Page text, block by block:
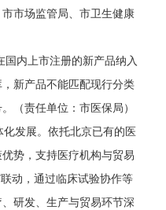
市市场监管局、市卫生健康
国内上市注册的新产品纳入
新产品不能匹配现行分类
（责任单位：市医保局）
化发展。依托北京已有的医
势，支持医疗机构与贸易
动，通过临床试验协作等
研发、生产与贸易环节深